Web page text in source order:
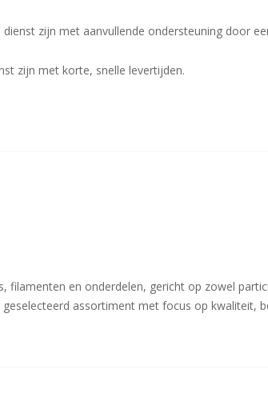
zijn met aanvullende ondersteuning door
zijn met korte, snelle levertijden.
filamenten en onderdelen, gericht op zowel
assortiment met focus op kwaliteit,